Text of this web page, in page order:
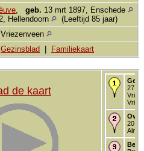
geb. 13 mrt 1897, Enschede
Hellendoorn (Leeftijd 85 jaar)
Vriezenveen
Gezinsblad Familiekaart
de kaart
27
20